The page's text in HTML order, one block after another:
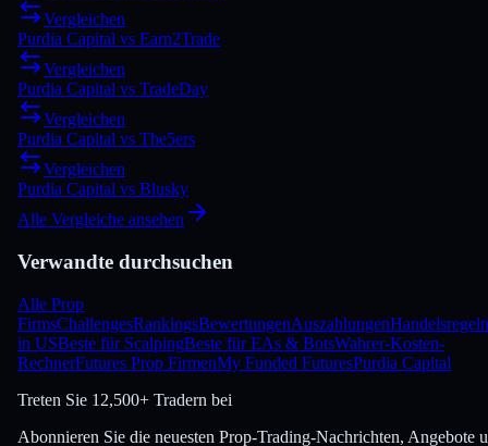
Vergleichen
Purdia Capital vs Earn2Trade
Vergleichen
Purdia Capital vs TradeDay
Vergleichen
Purdia Capital vs The5ers
Vergleichen
Purdia Capital vs Blusky
Alle Vergleiche ansehen
Verwandte durchsuchen
Alle Prop
FirmsChallengesRankingsBewertungenAuszahlungenHandelsregeln
in USBeste für ScalpingBeste für EAs & BotsWahrer-Kosten-
RechnerFutures Prop FirmenMy Funded FuturesPurdia Capital
Treten Sie 12,500+ Tradern bei
Abonnieren Sie die neuesten Prop-Trading-Nachrichten, Angebote